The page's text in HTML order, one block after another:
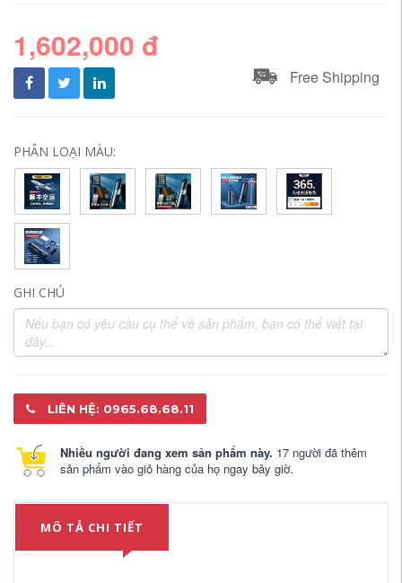
1,602,000 đ
Free Shipping
PHÂN LOẠI MÀU:
GHI CHÚ
LIÊN HỆ: 0965.68.68.11
Nhiều người đang xem sản phẩm này. 17 người đã thêm
sản phẩm vào giỏ hàng của họ ngay bây giờ.
MÔ TẢ CHI TIẾT